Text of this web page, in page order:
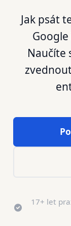
Jak psát
Naučíte
17+ let